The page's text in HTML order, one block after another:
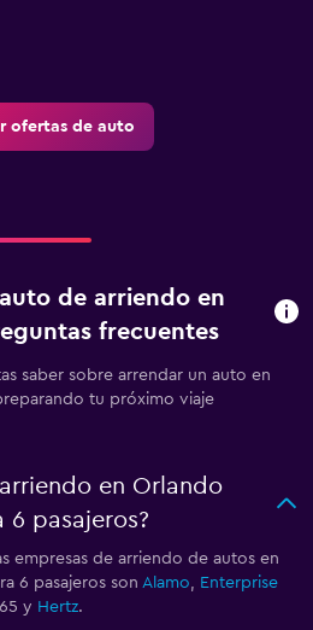
ofertas de auto
de arriendo en
frecuentes
saber sobre arrendar un auto en
tu próximo viaje
en Orlando
6 pasajeros?
empresas de arriendo de autos en
6 pasajeros son Alamo
Enterprise
y Hertz.